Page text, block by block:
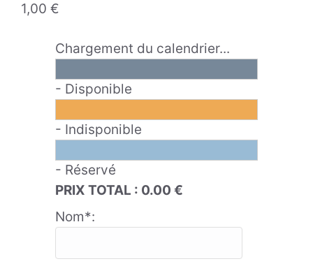
1,00 €
Chargement du calendrier...
- Disponible
- Indisponible
- Réservé
PRIX TOTAL : 0.00 €
Nom*: